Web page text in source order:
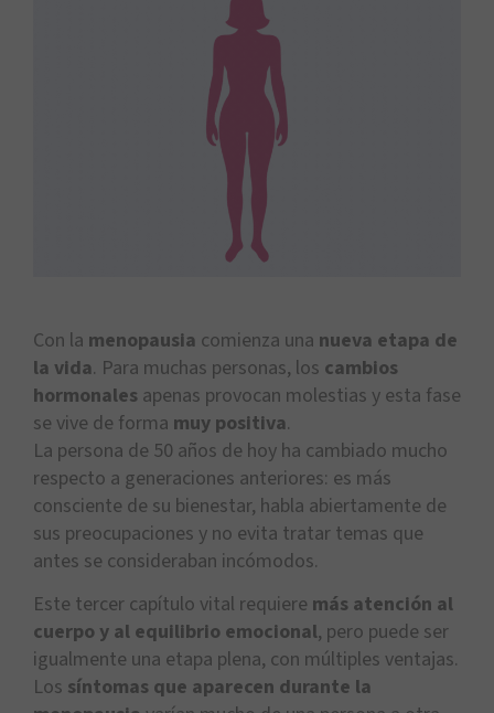
Con la menopausia comienza una nueva etapa de
la vida. Para muchas personas, los cambios
hormonales apenas provocan molestias y esta fase
se vive de forma muy positiva.
La persona de 50 años de hoy ha cambiado mucho
respecto a generaciones anteriores: es más
consciente de su bienestar, habla abiertamente de
sus preocupaciones y no evita tratar temas que
antes se consideraban incómodos.
Este tercer capítulo vital requiere más atención al
cuerpo y al equilibrio emocional, pero puede ser
igualmente una etapa plena, con múltiples ventajas.
Los síntomas que aparecen durante la